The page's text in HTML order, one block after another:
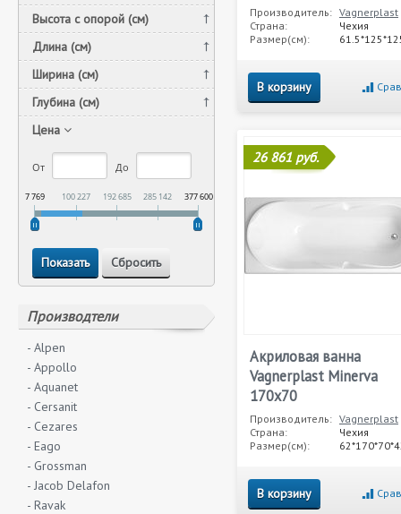
Высота с опорой (см)
Длина (см)
Ширина (см)
Глубина (см)
Цена
От До
7 769 100 227 192 685 285 142 377 600
Производтели
- Alpen
- Appollo
- Aquanet
- Cersanit
- Cezares
- Eago
- Grossman
- Jacob Delafon
- Ravak
Производитель: Vagnerplast
Страна:
Чехия
Размер(см):
В корзину
26 861 руб.
Акриловая ванна
Vagnerplast Minerva
170x70
Производитель: Vagnerplast
Страна:
Чехия
Размер(см):
В корзину